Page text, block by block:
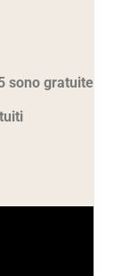
sono gratuite